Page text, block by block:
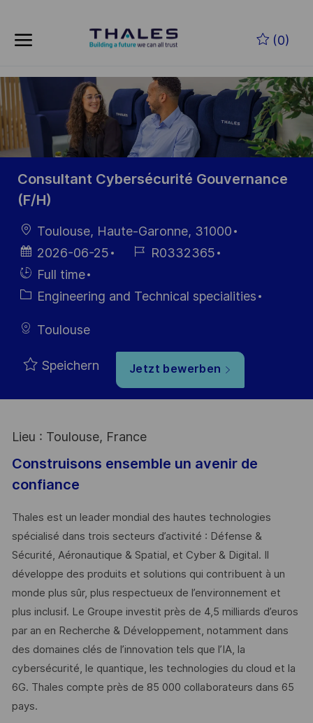
(0)
-
Consultant Cybersécurité Gouvernance
(F/H)
Ort
Toulouse, Haute-Garonne, 31000
Datum der
Veröffentlichung
2026-06-25
Job- R0332365
Einstellunngstyp
Full time
Kategorie
Engineering and Technical specialities
Toulouse
Speichern Jetzt bewerben
Lieu : Toulouse, France
Construisons ensemble un avenir de
confiance
Thales est un leader mondial des hautes technologies
spécialisé dans trois secteurs d’activité : Défense &
Sécurité, Aéronautique & Spatial, et Cyber & Digital. Il
développe des produits et solutions qui contribuent à un
monde plus sûr, plus respectueux de l’environnement et
plus inclusif. Le Groupe investit près de 4,5 milliards d’euros
par an en Recherche & Développement, notamment dans
des domaines clés de l’innovation tels que l’IA, la
cybersécurité, le quantique, les technologies du cloud et la
6G. Thales compte près de 85 000 collaborateurs dans 65
pays. ​